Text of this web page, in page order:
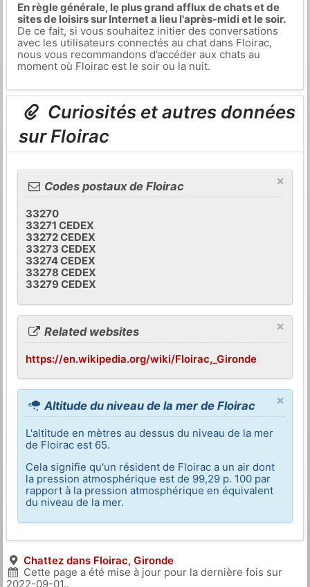
En règle générale, le plus grand afflux de chats et de
sites de loisirs sur Internet a lieu l'après-midi et le soir.
De ce fait, si vous souhaitez initier des conversations
avec les utilisateurs connectés au chat dans Floirac,
nous vous recommandons d’accéder aux chats au
moment où Floirac est le soir ou la nuit.
Curiosités et autres données
sur Floirac
×
Codes postaux de Floirac
33270
33271 CEDEX
33272 CEDEX
33273 CEDEX
33274 CEDEX
33278 CEDEX
33279 CEDEX
×
Related websites
https://en.wikipedia.org/wiki/Floirac,_Gironde
×
Altitude du niveau de la mer de Floirac
L'altitude en mètres au dessus du niveau de la mer
de Floirac est 65.
Cela signifie qu'un résident de Floirac a un air dont
la pression atmosphérique est de 99,29 p. 100 par
rapport à la pression atmosphérique en équivalent
du niveau de la mer.
Chattez dans Floirac, Gironde
Cette page a été mise à jour pour la dernière fois sur
2022-09-01..